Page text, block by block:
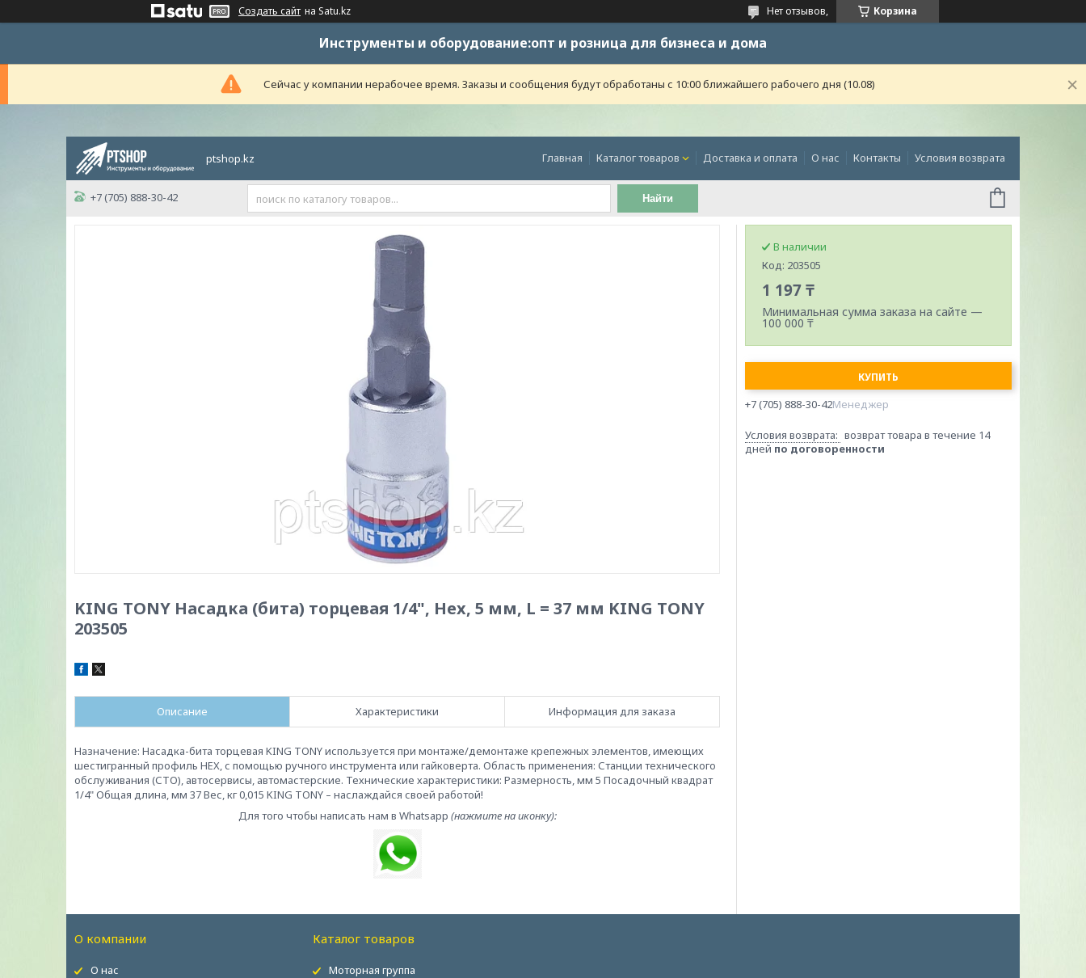
Создать сайт на Satu.kz Корзина
Нет отзывов,
Инструменты и оборудование:опт и розница для бизнеса и дома
Сейчас у компании нерабочее время. Заказы и сообщения будут обработаны с 10:00 ближайшего рабочего дня (10.08)
ptshop.kz Главная Каталог товаров Доставка и оплата О нас Контакты Условия возврата
+7 (705) 888-30-42 Найти
KING TONY Насадка (бита) торцевая 1/4", Hex, 5 мм, L = 37 мм KING TONY
203505
Описание Характеристики Информация для заказа
Назначение: Насадка-бита торцевая KING TONY используется при монтаже/демонтаже крепежных элементов, имеющих
шестигранный профиль HEX, с помощью ручного инструмента или гайковерта. Область применения: Станции технического
обслуживания (СТО), автосервисы, автомастерские. Технические характеристики: Размерность, мм 5 Посадочный квадрат
1/4" Общая длина, мм 37 Вес, кг 0,015 KING TONY – наслаждайся своей работой!
Для того чтобы написать нам в Whatsapp (нажмите на иконку):
В наличии
Код: 203505
1 197 ₸
Минимальная сумма заказа на сайте —
100 000 ₸
КУПИТЬ
+7 (705) 888-30-42Менеджер
возврат товара в течение 14
дней по договоренности
О компании
О нас
Каталог товаров
Моторная группа